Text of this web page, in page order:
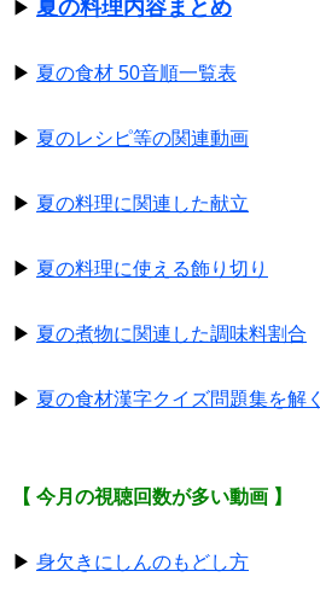
▶ 夏の料理内容まとめ
▶ 夏の食材 50音順一覧表
▶ 夏のレシピ等の関連動画
▶ 夏の料理に関連した献立
▶ 夏の料理に使える飾り切り
▶ 夏の煮物に関連した調味料割合
▶ 夏の食材漢字クイズ問題集を解く
【 今月の視聴回数が多い動画 】
▶ 身欠きにしんのもどし方